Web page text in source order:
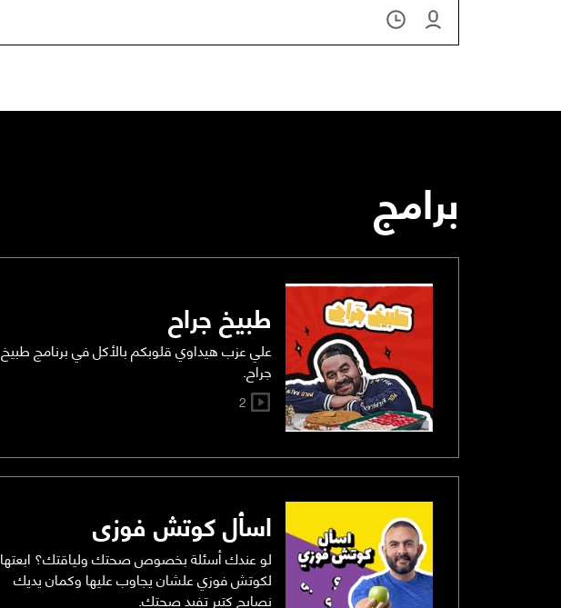
برامج
طبيخ جراح
علي عزب هيداوي قلوبكم بالأكل في برنامج طبيخ
جراح.
2
اسأل كوتش فوزى
لو عندك أسئلة بخصوص صحتك ولياقتك؟ ابعتها
لكوتش فوزي علشان يجاوب عليها وكمان يديك
نصايح كتير تفيد صحتك.